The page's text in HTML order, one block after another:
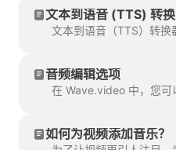
文本到语音 (TTS) 转换
音频编辑选项
如何为视频添加音乐？